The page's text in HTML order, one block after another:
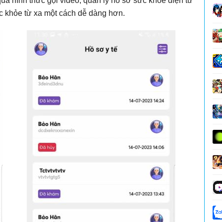
khỏe từ xa một cách dễ dàng hơn.